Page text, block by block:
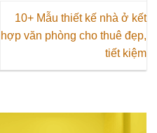
10+ Mẫu thiết kế nhà ở kết
hợp văn phòng cho thuê đẹp,
tiết kiệm